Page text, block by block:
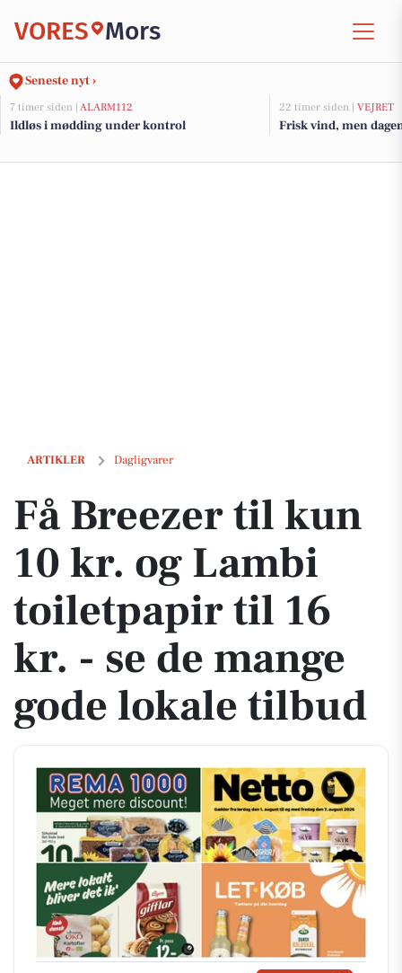
VORES Mors
Seneste nyt ›
7 timer siden | ALARM112
Ildløs i mødding under kontrol
22 timer siden | VEJRET
Frisk vind, men
ARTIKLER Dagligvarer
Få Breezer til kun 10 kr. og Lambi toiletpapir til 16 kr. - se de mange
Få Breezer til kun
10 kr. og Lambi
toiletpapir til 16
kr. - se de mange
gode lokale tilbud